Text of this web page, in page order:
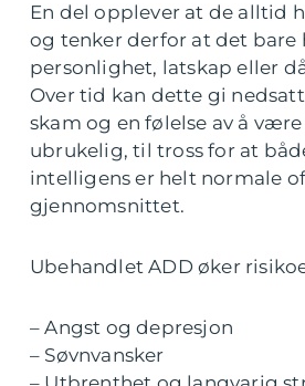
En del opplever at de alltid
og tenker derfor at det bare
personlighet, latskap eller
Over tid kan dette gi
skam og en følelse av å
ubrukelig, til tross for at
intelligens er helt normale
gjennomsnittet.
Ubehandlet ADD øker
– Angst og depresjon
– Søvnvansker